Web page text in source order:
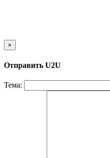
×
Отправить U2U
Тема: